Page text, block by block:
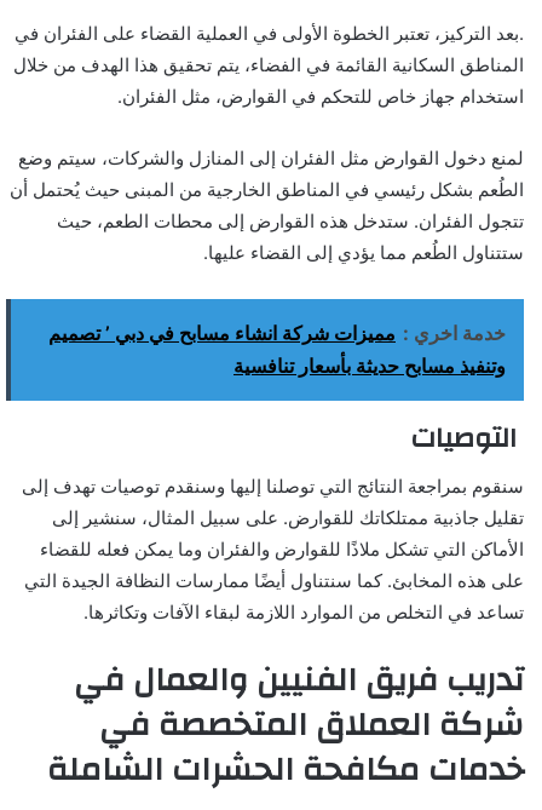
.بعد التركيز، تعتبر الخطوة الأولى في العملية القضاء على الفئران في
المناطق السكانية القائمة في الفضاء، يتم تحقيق هذا الهدف من خلال
استخدام جهاز خاص للتحكم في القوارض، مثل الفئران.
لمنع دخول القوارض مثل الفئران إلى المنازل والشركات، سيتم وضع
الطُعم بشكل رئيسي في المناطق الخارجية من المبنى حيث يُحتمل أن
تتجول الفئران. ستدخل هذه القوارض إلى محطات الطعم، حيث
ستتناول الطُعم مما يؤدي إلى القضاء عليها.
خدمة اخري : مميزات شركة انشاء مسابح في دبي ’ تصميم
وتنفيذ مسابح حديثة بأسعار تنافسية
التوصيات
سنقوم بمراجعة النتائج التي توصلنا إليها وسنقدم توصيات تهدف إلى
تقليل جاذبية ممتلكاتك للقوارض. على سبيل المثال، سنشير إلى
الأماكن التي تشكل ملاذًا للقوارض والفئران وما يمكن فعله للقضاء
على هذه المخابئ. كما سنتناول أيضًا ممارسات النظافة الجيدة التي
تساعد في التخلص من الموارد اللازمة لبقاء الآفات وتكاثرها.
تدريب فريق الفنيين والعمال في
شركة العملاق المتخصصة في
خدمات مكافحة الحشرات الشاملة